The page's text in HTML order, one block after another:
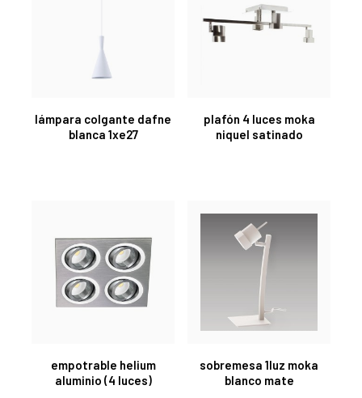
lámpara colgante dafne
blanca 1xe27
plafón 4 luces moka
niquel satinado
empotrable helium
aluminio (4 luces)
sobremesa 1luz moka
blanco mate